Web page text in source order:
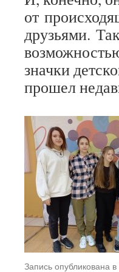
от
друзьями.
значки
прошел
Запись опубликована в